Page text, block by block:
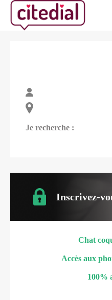
Je recherche :
Inscrivez-
Chat
Accès aux
100%